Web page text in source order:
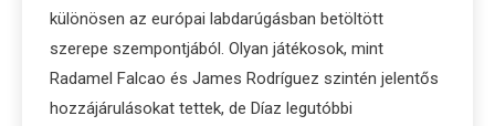
különösen az európai labdarúgásban betöltött
szerepe szempontjából. Olyan játékosok, mint
Radamel Falcao és James Rodríguez szintén jelentős
hozzájárulásokat tettek, de Díaz legutóbbi